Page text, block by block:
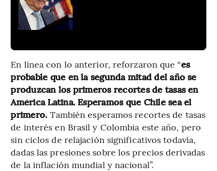
En línea con lo anterior, reforzaron que “es
probable que en la segunda mitad del año se
produzcan los primeros recortes de tasas en
América Latina. Esperamos que Chile sea el
primero. También esperamos recortes de tasas
de interés en Brasil y Colombia este año, pero
sin ciclos de relajación significativos todavía,
dadas las presiones sobre los precios derivadas
de la inflación mundial y nacional”.